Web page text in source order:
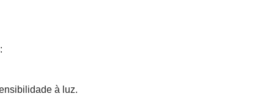
à luz.